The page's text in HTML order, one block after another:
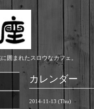
囲まれたスロウなカフェ。
カレンダー
2014-11-13 (Thu)